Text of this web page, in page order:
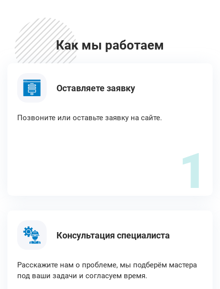
Как мы работаем
Оставляете заявку
Позвоните или оставьте заявку на сайте.
1
Консультация специалиста
Расскажите нам о проблеме, мы подберём мастера
под ваши задачи и согласуем время.